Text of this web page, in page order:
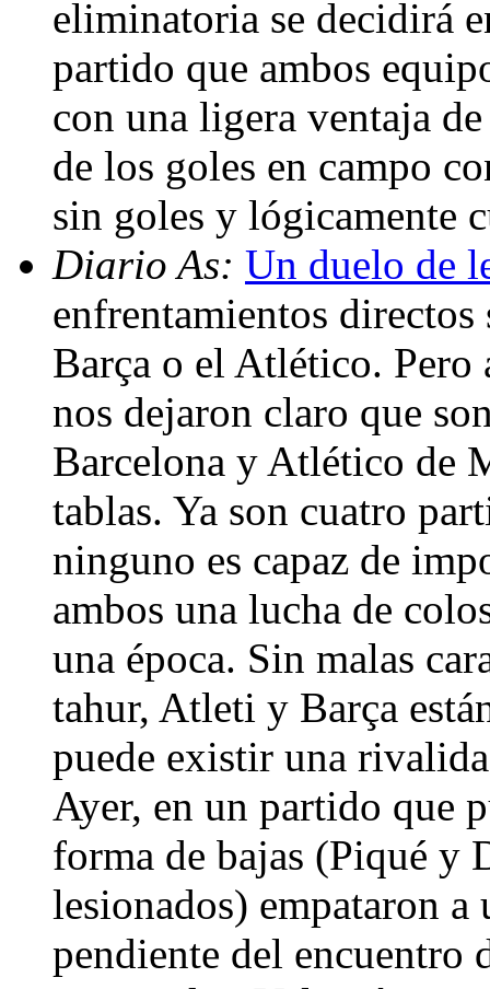
eliminatoria se decidirá
partido que ambos
con una ligera ventaja
de los goles en campo
sin goles y
Diario As: Un duelo de
enfrentamientos
Barça o el Atlético. Pero
nos dejaron claro que
Barcelona y Atlético de
tablas. Ya son cuatro
ninguno es capaz de
ambos una lucha de
una época. Sin malas
tahur, Atleti y Barça
puede existir una
Ayer, en un partido que
forma de bajas (Piqué y
lesionados) empataron
pendiente del encuentro